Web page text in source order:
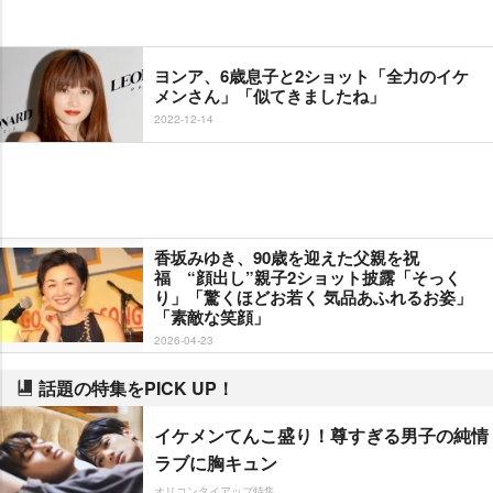
ヨンア、6歳息子と2ショット「全力のイケ
メンさん」「似てきましたね」
2022-12-14
香坂みゆき、90歳を迎えた父親を祝
福 “顔出し”親子2ショット披露「そっく
り」「驚くほどお若く 気品あふれるお姿」
「素敵な笑顔」
2026-04-23
話題の特集をPICK UP！
イケメンてんこ盛り！尊すぎる男子の純情
ラブに胸キュン